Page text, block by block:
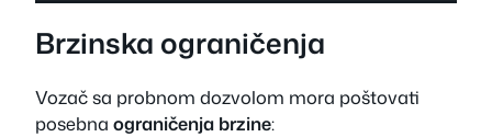
Brzinska ograničenja
Vozač sa probnom dozvolom mora poštovati
posebna ograničenja brzine: